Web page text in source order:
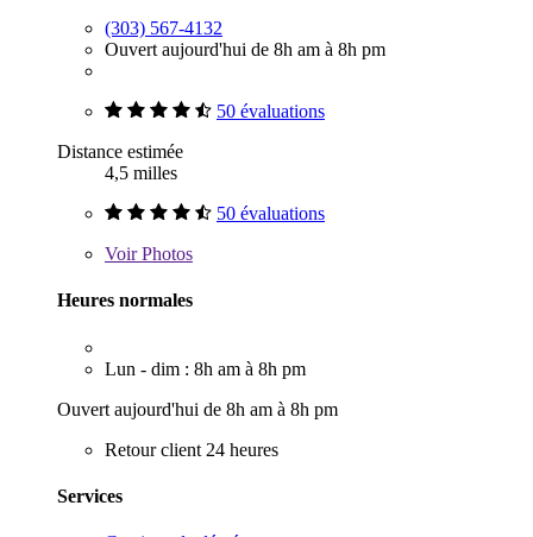
(303) 567-4132
Ouvert aujourd'hui de 8h am à 8h pm
50 évaluations
Distance estimée
4,5 milles
50 évaluations
VoirPhotos
Heures normales
Lun - dim : 8h am à 8h pm
Ouvert aujourd'hui de 8h am à 8h pm
Retour client 24 heures
Services